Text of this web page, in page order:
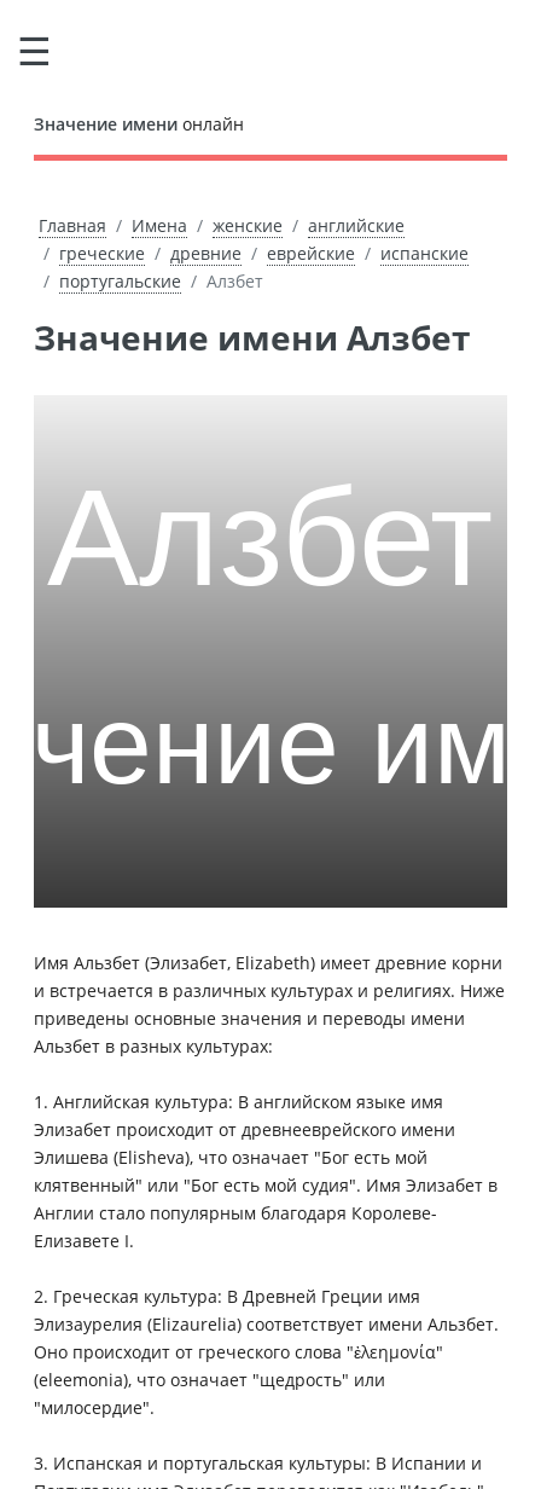
Значение имени онлайн
Главная Имена женские
английские
греческие
древние еврейские
испанские
португальские
Алзбет
Значение имени Алзбет
Имя Альзбет (Элизабет, Elizabeth) имеет древние корни
и встречается в различных культурах и религиях. Ниже
приведены основные значения и переводы имени
Альзбет в разных культурах:
1. Английская культура: В английском языке имя
Элизабет происходит от древнееврейского имени
Элишева (Elisheva), что означает "Бог есть мой
клятвенный" или "Бог есть мой судия". Имя Элизабет в
Англии стало популярным благодаря Королеве-
Елизавете I.
2. Греческая культура: В Древней Греции имя
Элизаурелия (Elizaurelia) соответствует имени Альзбет.
Оно происходит от греческого слова "ἐλεημονία"
(eleemonia), что означает "щедрость" или
"милосердие".
3. Испанская и португальская культуры: В Испании и